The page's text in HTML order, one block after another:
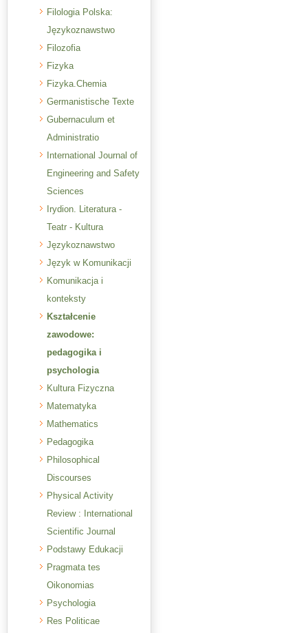
Filologia Polska:
Językoznawstwo
Filozofia
Fizyka
Fizyka.Chemia
Germanistische Texte
Gubernaculum et
Administratio
International Journal of
Engineering and Safety
Sciences
Irydion. Literatura -
Teatr - Kultura
Językoznawstwo
Język w Komunikacji
Komunikacja i
konteksty
Kształcenie
zawodowe:
pedagogika i
psychologia
Kultura Fizyczna
Matematyka
Mathematics
Pedagogika
Philosophical
Discourses
Physical Activity
Review : International
Scientific Journal
Podstawy Edukacji
Pragmata tes
Oikonomias
Psychologia
Res Politicae